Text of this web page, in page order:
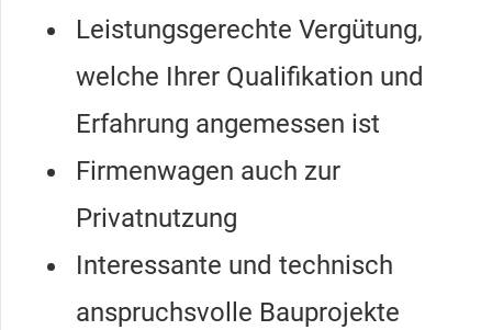
Leistungsgerechte Vergütung,
welche Ihrer Qualifikation und
Erfahrung angemessen ist
Firmenwagen auch zur
Privatnutzung
Interessante und technisch
anspruchsvolle Bauprojekte